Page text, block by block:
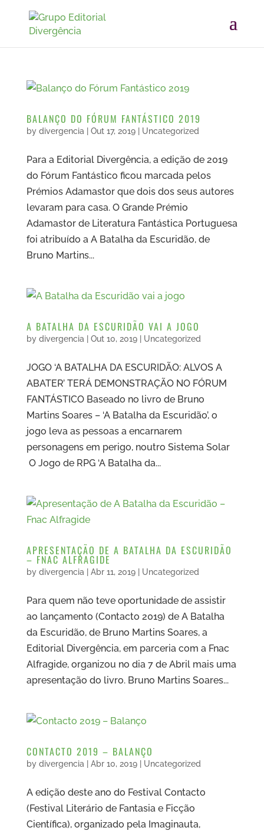
BALANÇO DO FÓRUM FANTÁSTICO 2019
by divergencia Out 17, 2019| Uncategorized
Para a Editorial Divergência, a edição de 2019
do Fórum Fantástico ficou marcada pelos
Prémios Adamastor que dois dos seus autores
levaram para casa. O Grande Prémio
Adamastor de Literatura Fantástica Portuguesa
foi atribuído a A Batalha da Escuridão, de
Bruno Martins...
A BATALHA DA ESCURIDÃO VAI A JOGO
by divergencia Out 10, 2019| Uncategorized
JOGO ‘A BATALHA DA ESCURIDÃO: ALVOS A
ABATER’ TERÁ DEMONSTRAÇÃO NO FÓRUM
FANTÁSTICO Baseado no livro de Bruno
Martins Soares – ‘A Batalha da Escuridão’, o
jogo leva as pessoas a encarnarem
personagens em perigo, noutro Sistema Solar
O Jogo de RPG ‘A Batalha da...
APRESENTAÇÃO DE A BATALHA DA ESCURIDÃO
– FNAC ALFRAGIDE
by divergencia Abr 11, 2019| Uncategorized
Para quem não teve oportunidade de assistir
ao lançamento (Contacto 2019) de A Batalha
da Escuridão, de Bruno Martins Soares, a
Editorial Divergência, em parceria com a Fnac
Alfragide, organizou no dia 7 de Abril mais uma
apresentação do livro. Bruno Martins Soares...
CONTACTO 2019 – BALANÇO
by divergencia Abr 10, 2019| Uncategorized
A edição deste ano do Festival Contacto
(Festival Literário de Fantasia e Ficção
Científica), organizado pela Imaginauta,